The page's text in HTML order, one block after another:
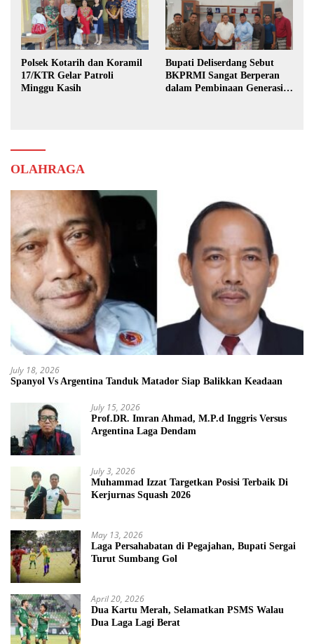
Polsek Kotarih dan Koramil
17/KTR Gelar Patroli
Minggu Kasih
Bupati Deliserdang Sebut
BKPRMI Sangat Berperan
dalam Pembinaan Generasi
OLAHRAGA
July 18, 2026
Spanyol Vs Argentina Tanduk Matador Siap Balikkan Keadaan
July 15, 2026
Prof.DR. Imran Ahmad, M.P.d Inggris Versus
Argentina Laga Dendam
July 3, 2026
Muhammad Izzat Targetkan Posisi Terbaik Di
Kerjurnas Squash 2026
May 13, 2026
Laga Persahabatan di Pegajahan, Bupati Sergai
Turut Sumbang Gol
April 20, 2026
Dua Kartu Merah, Selamatkan PSMS Walau
Dua Laga Lagi Berat